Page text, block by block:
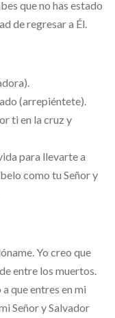
que no has estado
de regresar a Él.
(arrepiéntete).
ti en la cruz y
para llevarte a
como tu Señor y
Yo creo que
entre los muertos.
que entres en mi
Señor y Salvador